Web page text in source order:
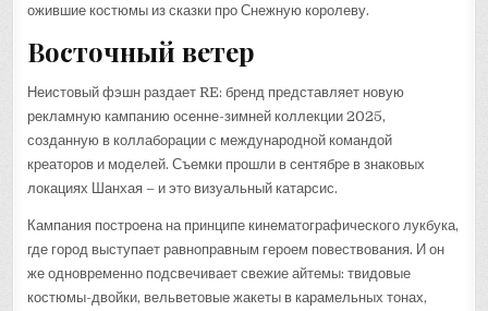
ожившие костюмы из сказки про Снежную королеву.
Восточный ветер
Неистовый фэшн раздает RE: бренд представляет новую
рекламную кампанию осенне-зимней коллекции 2025,
созданную в коллаборации с международной командой
креаторов и моделей. Съемки прошли в сентябре в знаковых
локациях Шанхая – и это визуальный катарсис.
Кампания построена на принципе кинематографического лукбука,
где город выступает равноправным героем повествования. И он
же одновременно подсвечивает свежие айтемы: твидовые
костюмы-двойки, вельветовые жакеты в карамельных тонах,